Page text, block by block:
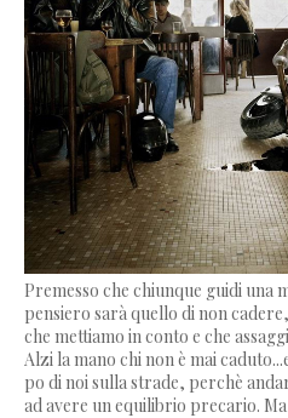
Premesso che chiunque guidi una
pensiero sarà quello di non
che mettiamo in conto e che
Alzi la mano chi non è mai
po di noi sulla strade, perchè
ad avere un equilibrio precario.